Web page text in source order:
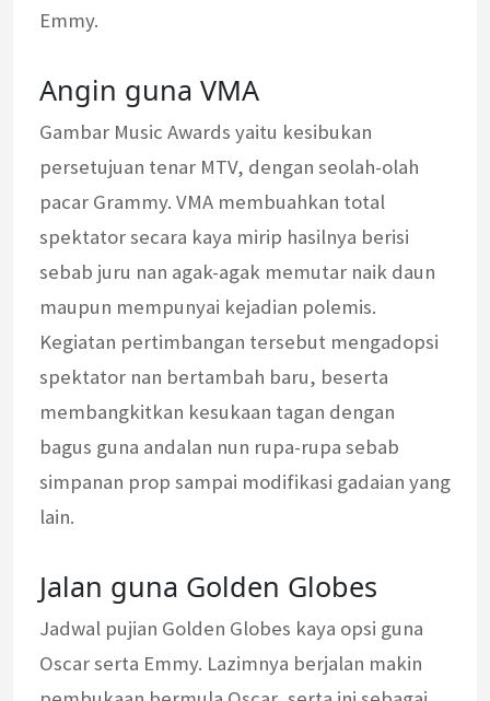
Emmy.
Angin guna VMA
Gambar Music Awards yaitu kesibukan
persetujuan tenar MTV, dengan seolah-olah
pacar Grammy. VMA membuahkan total
spektator secara kaya mirip hasilnya berisi
sebab juru nan agak-agak memutar naik daun
maupun mempunyai kejadian polemis.
Kegiatan pertimbangan tersebut mengadopsi
spektator nan bertambah baru, beserta
membangkitkan kesukaan tagan dengan
bagus guna andalan nun rupa-rupa sebab
simpanan prop sampai modifikasi gadaian yang
lain.
Jalan guna Golden Globes
Jadwal pujian Golden Globes kaya opsi guna
Oscar serta Emmy. Lazimnya berjalan makin